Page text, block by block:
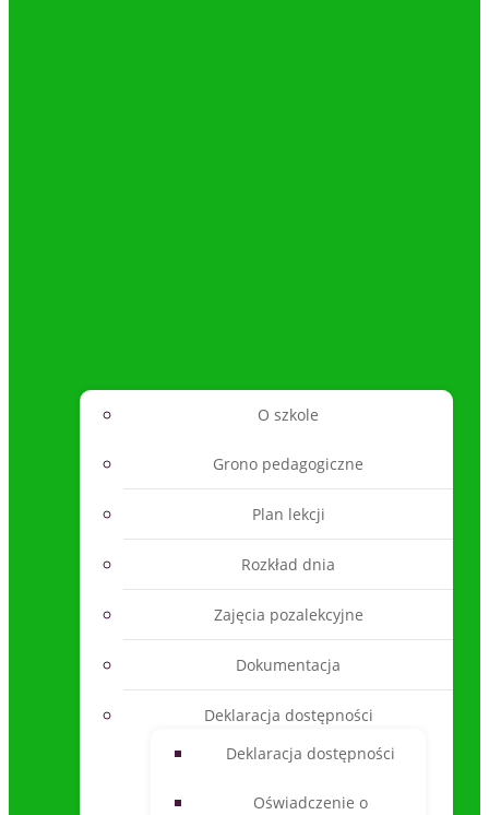
O szkole
Grono pedagogiczne
Plan lekcji
Rozkład dnia
Zajęcia pozalekcyjne
Dokumentacja
Deklaracja dostępności
Deklaracja dostępności
Oświadczenie o